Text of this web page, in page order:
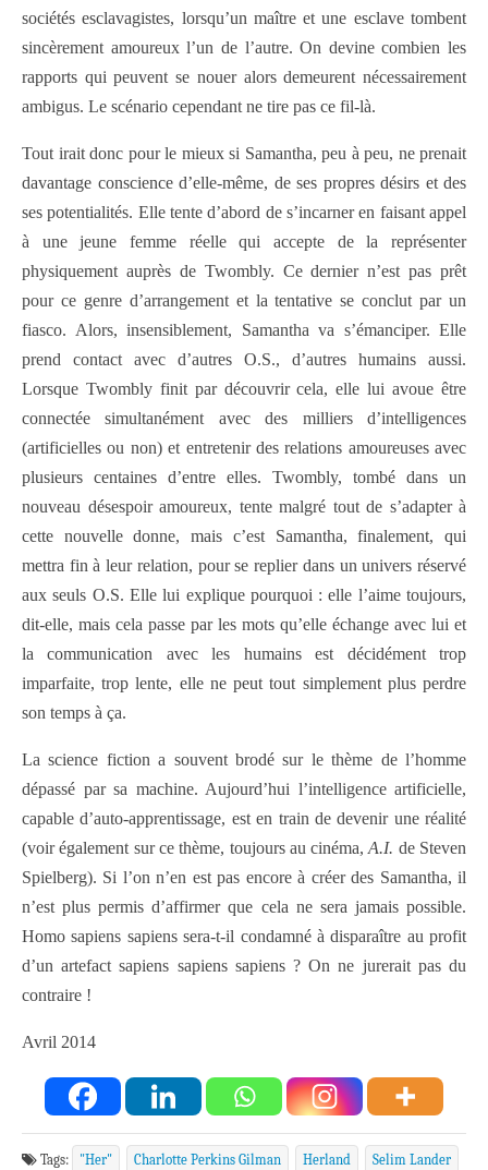
sociétés esclavagistes, lorsqu’un maître et une esclave tombent
sincèrement amoureux l’un de l’autre. On devine combien les
rapports qui peuvent se nouer alors demeurent nécessairement
ambigus. Le scénario cependant ne tire pas ce fil-là.
Tout irait donc pour le mieux si Samantha, peu à peu, ne prenait
davantage conscience d’elle-même, de ses propres désirs et des
ses potentialités. Elle tente d’abord de s’incarner en faisant appel
à une jeune femme réelle qui accepte de la représenter
physiquement auprès de Twombly. Ce dernier n’est pas prêt
pour ce genre d’arrangement et la tentative se conclut par un
fiasco. Alors, insensiblement, Samantha va s’émanciper. Elle
prend contact avec d’autres O.S., d’autres humains aussi.
Lorsque Twombly finit par découvrir cela, elle lui avoue être
connectée simultanément avec des milliers d’intelligences
(artificielles ou non) et entretenir des relations amoureuses avec
plusieurs centaines d’entre elles. Twombly, tombé dans un
nouveau désespoir amoureux, tente malgré tout de s’adapter à
cette nouvelle donne, mais c’est Samantha, finalement, qui
mettra fin à leur relation, pour se replier dans un univers réservé
aux seuls O.S. Elle lui explique pourquoi : elle l’aime toujours,
dit-elle, mais cela passe par les mots qu’elle échange avec lui et
la communication avec les humains est décidément trop
imparfaite, trop lente, elle ne peut tout simplement plus perdre
son temps à ça.
La science fiction a souvent brodé sur le thème de l’homme
dépassé par sa machine. Aujourd’hui l’intelligence artificielle,
capable d’auto-apprentissage, est en train de devenir une réalité
(voir également sur ce thème, toujours au cinéma,A.I. de Steven
Spielberg). Si l’on n’en est pas encore à créer des Samantha, il
n’est plus permis d’affirmer que cela ne sera jamais possible.
Homo sapiens sapiens sera-t-il condamné à disparaître au profit
d’un artefact sapiens sapiens sapiens ? On ne jurerait pas du
contraire !
Avril 2014
Tags: "Her" Charlotte Perkins Gilman Herland Selim Lander